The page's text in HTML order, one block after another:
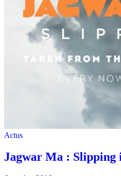
Actus
Jagwar Ma : Slipping